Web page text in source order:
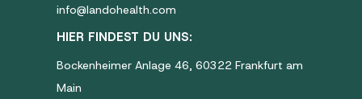
info@landohealth.com
HIER FINDEST DU UNS:
Bockenheimer Anlage 46, 60322 Frankfurt am
Main